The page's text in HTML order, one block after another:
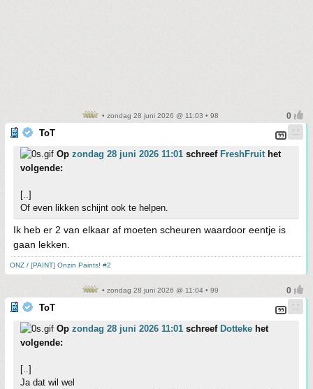
• zondag 28 juni 2026 @ 11:03 • 98
ToT
Op zondag 28 juni 2026 11:01 schreef FreshFruit het
volgende:
[..]
Of even likken schijnt ook te helpen.
Ik heb er 2 van elkaar af moeten scheuren waardoor eentje is
gaan lekken.
ONZ / [PAINT] Onzin Paints! #2
• zondag 28 juni 2026 @ 11:04 • 99
ToT
Op zondag 28 juni 2026 11:01 schreef Dotteke het
volgende:
[..]
Ja dat wil wel